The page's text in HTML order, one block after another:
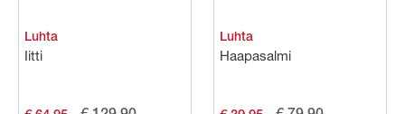
Luhta
Iitti
Luhta
Haapasalmi